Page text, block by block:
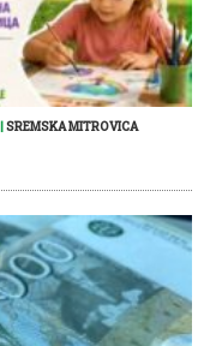
SREMSKA MITROVICA